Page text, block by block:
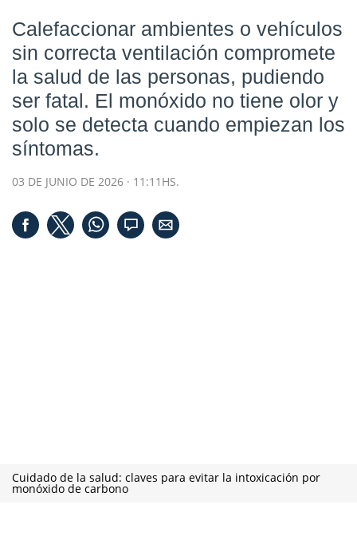
Calefaccionar ambientes o vehículos
sin correcta ventilación compromete
la salud de las personas, pudiendo
ser fatal. El monóxido no tiene olor y
solo se detecta cuando empiezan los
síntomas.
03 DE JUNIO DE 2026 · 11:11HS.
Cuidado de la salud: claves para evitar la intoxicación por
monóxido de carbono